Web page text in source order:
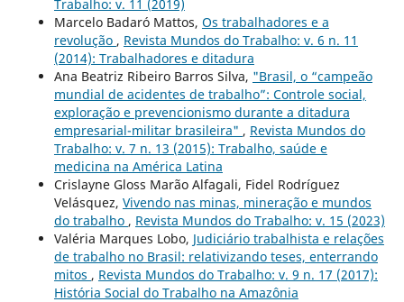
Trabalho: v. 11 (2019)
Marcelo Badaró Mattos, Os trabalhadores e a
revolução , Revista Mundos do Trabalho: v. 6 n. 11
(2014): Trabalhadores e ditadura
Ana Beatriz Ribeiro Barros Silva, "Brasil, o “campeão
mundial de acidentes de trabalho”: Controle social,
exploração e prevencionismo durante a ditadura
empresarial-militar brasileira" , Revista Mundos do
Trabalho: v. 7 n. 13 (2015): Trabalho, saúde e
medicina na América Latina
Crislayne Gloss Marão Alfagali, Fidel Rodríguez
Velásquez, Vivendo nas minas, mineração e mundos
do trabalho , Revista Mundos do Trabalho: v. 15 (2023)
Valéria Marques Lobo, Judiciário trabalhista e relações
de trabalho no Brasil: relativizando teses, enterrando
mitos , Revista Mundos do Trabalho: v. 9 n. 17 (2017):
História Social do Trabalho na Amazônia